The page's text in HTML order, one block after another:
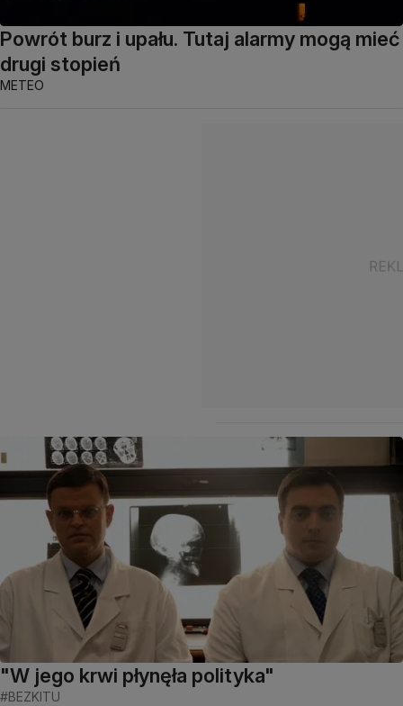
Powrót burz i upału. Tutaj alarmy mogą mieć
drugi stopień
METEO
"W jego krwi płynęła polityka"
#BEZKITU